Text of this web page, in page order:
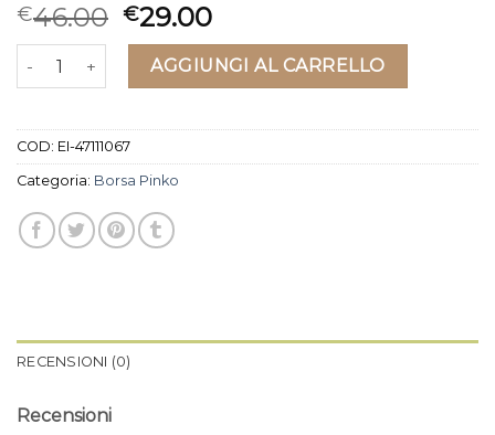
€46.00 €29.00
borsa pinko quantitàAGGIUNGI AL CARRELLO
COD: EI-47111067
Categoria: Borsa Pinko
RECENSIONI (0)
Recensioni